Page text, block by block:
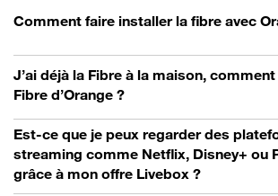
Comment faire installer la fibre avec
J’ai déjà la Fibre à la maison,
Fibre d’Orange ?
Est-ce que je peux regarder des
streaming comme Netflix, Disney+ ou
grâce à mon offre Livebox ?